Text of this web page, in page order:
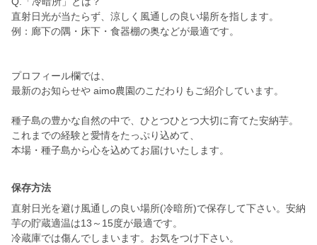
直射日光が当たらず、涼しく風通しの良い場所を指します。
例：廊下の隅・床下・食器棚の奥などが最適です。
プロフィール欄では、
最新のお知らせや aimo農園のこだわりもご紹介しています。
種子島の豊かな自然の中で、ひとつひとつ大切に育てた安納芋。
これまでの経験と愛情をたっぷり込めて、
本場・種子島から心を込めてお届けいたします。
保存方法
直射日光を避け風通しの良い場所(冷暗所)で保存して下さい。安納
芋の貯蔵適温は13～15度が最適です。
冷蔵庫では傷んでしまいます。お気をつけ下さい。